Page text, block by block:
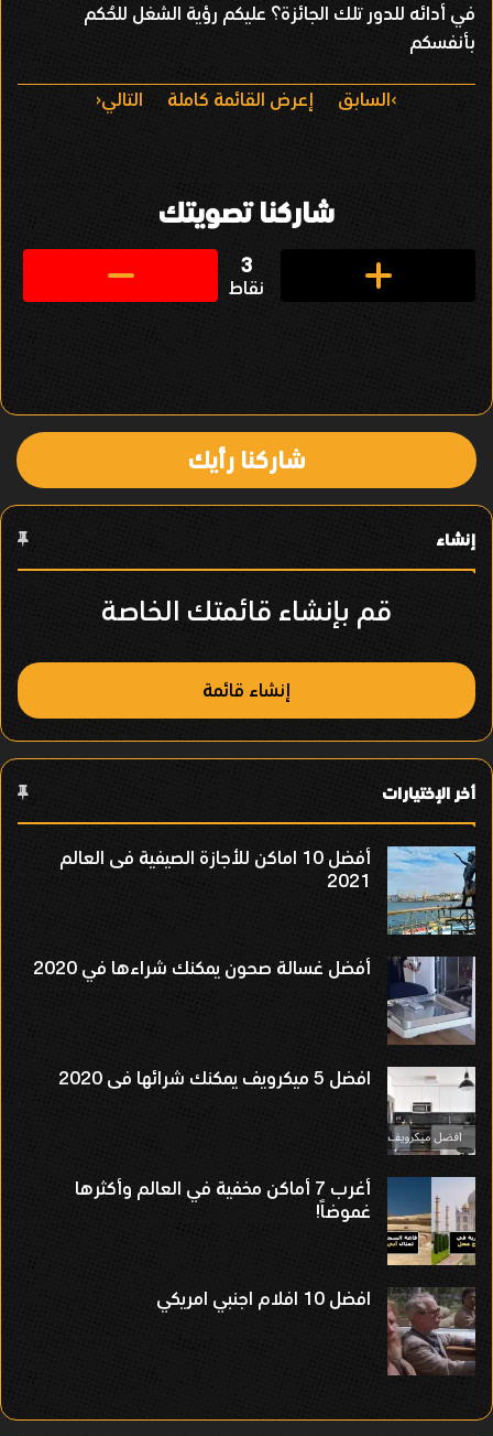
في أدائه للدور تلك الجائزة؟ عليكم رؤية الشغل للحُكم
بأنفسكم
ا
ل
ع
ن
السابق إعرض القائمة كاملة التالي
شاركنا تصويتك
3
نقاط
شاركنا رأيك
إنشاء
قم بإنشاء قائمتك الخاصة
إنشاء قائمة
أخر الإختيارات
أفضل 10 اماكن للأجازة الصيفية فى العالم
2021
أفضل غسالة صحون يمكنك شراءها في 2020
افضل 5 ميكرويف يمكنك شرائها فى 2020
أغرب 7 أماكن مخفية في العالم وأكثرها
غموضاً!
افضل 10 افلام اجنبي امريكي